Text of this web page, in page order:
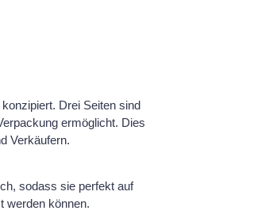
Drei Seiten sind
ermöglicht. Dies
Verkäufern.
sodass sie perfekt auf
werden können.